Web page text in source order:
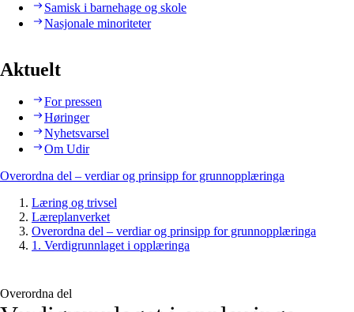
Samisk i barnehage og skole
Nasjonale minoriteter
Aktuelt
For pressen
Høringer
Nyhetsvarsel
Om Udir
Overordna del – verdiar og prinsipp for grunnopplæringa
Læring og trivsel
Læreplanverket
Overordna del – verdiar og prinsipp for grunnopplæringa
1. Verdigrunnlaget i opplæringa
Overordna del